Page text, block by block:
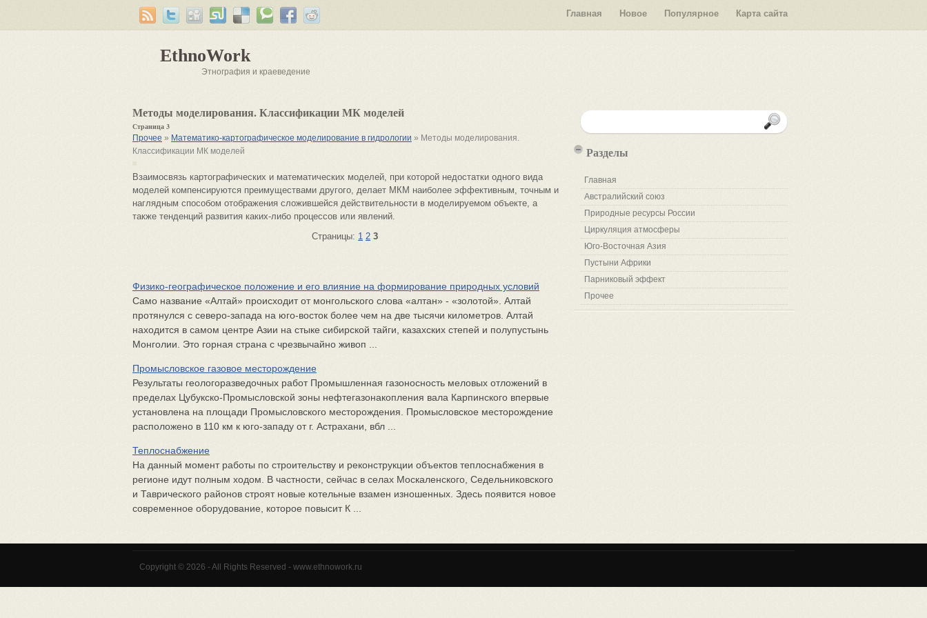
EthnoWork
Этнография и краеведение
Главная Новое Популярное Карта сайта
Методы моделирования. Классификации МК моделей
Страница 3
Прочее » Математико-картографическое моделирование в гидрологии » Методы моделирования.
Классификации МК моделей
Взаимосвязь картографических и математических моделей, при которой недостатки одного вида
моделей компенсируются преимуществами другого, делает МКМ наиболее эффективным, точным и
наглядным способом отображения сложившейся действительности в моделируемом объекте, а
также тенденций развития каких-либо процессов или явлений.
Страницы: 1 2 3
Физико-географическое положение и его влияние на формирование природных условий
Само название «Алтай» происходит от монгольского слова «алтан» - «золотой». Алтай
протянулся с северо-запада на юго-восток более чем на две тысячи километров. Алтай
находится в самом центре Азии на стыке сибирской тайги, казахских степей и полупустынь
Монголии. Это горная страна с чрезвычайно живоп ...
Промысловское газовое месторождение
Результаты геологоразведочных работ Промышленная газоносность меловых отложений в
пределах Цубукско-Промысловской зоны нефтегазонакопления вала Карпинского впервые
установлена на площади Промысловского месторождения. Промысловское месторождение
расположено в 110 км к юго-западу от г. Астрахани, вбл ...
Теплоснабжение
На данный момент работы по строительству и реконструкции объектов теплоснабжения в
регионе идут полным ходом. В частности, сейчас в селах Москаленского, Седельниковского
и Таврического районов строят новые котельные взамен изношенных. Здесь появится новое
современное оборудование, которое повысит К ...
Разделы
Главная
Австралийский союз
Природные ресурсы России
Циркуляция атмосферы
Юго-Восточная Азия
Пустыни Африки
Парниковый эффект
Прочее
Copyright © 2026 - All Rights Reserved - www.ethnowork.ru